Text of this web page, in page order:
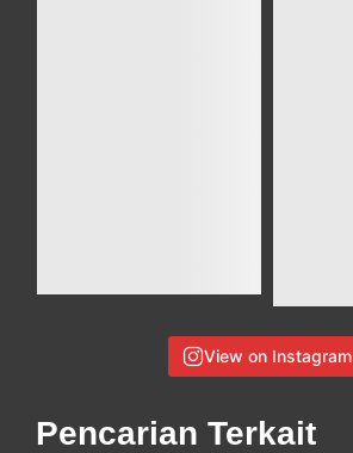
View on Instagram
Pencarian Terkait